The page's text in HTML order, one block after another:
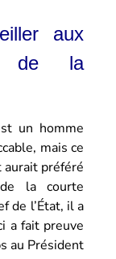
aux
de la
un homme
mais ce
aurait préféré
la courte
de l’État, il a
a fait preuve
au Président